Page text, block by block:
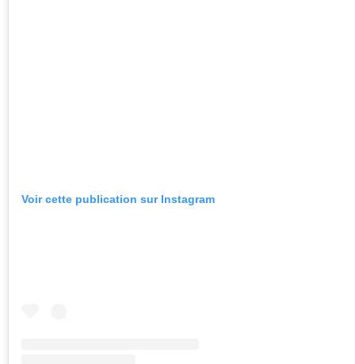
Voir cette publication sur Instagram